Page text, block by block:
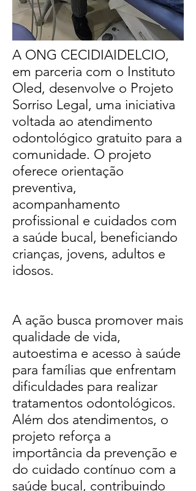
A ONG CECIDIAIDELCIO,
em parceria com o Instituto
Oled, desenvolve o Projeto
Sorriso Legal, uma iniciativa
voltada ao atendimento
odontológico gratuito para a
comunidade. O projeto
oferece orientação
preventiva,
acompanhamento
profissional e cuidados com
a saúde bucal, beneficiando
crianças, jovens, adultos e
idosos.
A ação busca promover mais
qualidade de vida,
autoestima e acesso à saúde
para famílias que enfrentam
dificuldades para realizar
tratamentos odontológicos.
Além dos atendimentos, o
projeto reforça a
importância da prevenção e
do cuidado contínuo com a
saúde bucal, contribuindo